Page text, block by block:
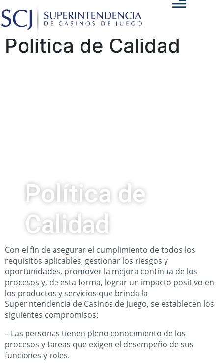
Política de Calidad
Política de
Calidad
Con el fin de asegurar el cumplimiento de todos los
requisitos aplicables, gestionar los riesgos y
oportunidades, promover la mejora continua de los
procesos y, de esta forma, lograr un impacto positivo en
los productos y servicios que brinda la
Superintendencia de Casinos de Juego, se establecen los
siguientes compromisos:
– Las personas tienen pleno conocimiento de los
procesos y tareas que exigen el desempeño de sus
funciones y roles.